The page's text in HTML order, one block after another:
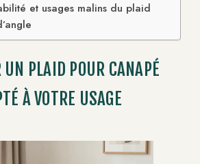
et usages malins du plaid
PLAID POUR CANAPÉ
À VOTRE USAGE